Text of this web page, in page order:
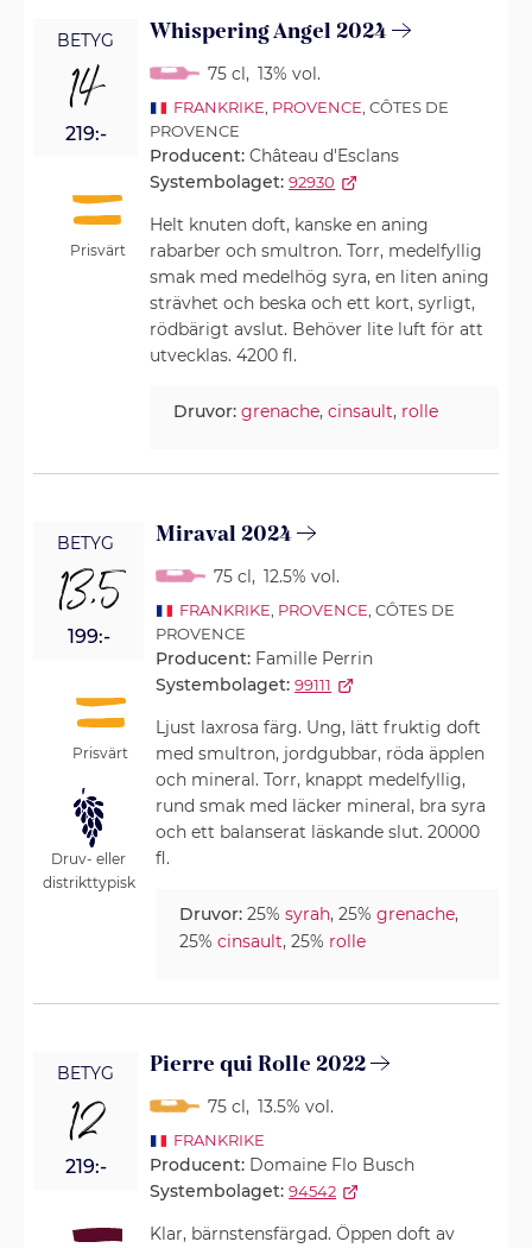
BETYG
14
219:-
Prisvärt
Whispering Angel 2024
75 cl, 13% vol.
FRANKRIKE PROVENCE , CÔTES DE
PROVENCE
Producent:Château d'Esclans
Systembolaget: 92930
Helt knuten doft, kanske en aning
rabarber och smultron. Torr, medelfyllig
smak med medelhög syra, en liten aning
strävhet och beska och ett kort, syrligt,
rödbärigt avslut. Behöver lite luft för att
utvecklas. 4200 fl.
Druvor: grenache,cinsault, rolle
BETYG
13,5
199:-
Prisvärt
Druv- eller
distrikttypisk
Miraval 2024
75 cl, 12.5% vol.
FRANKRIKE PROVENCE , CÔTES DE
PROVENCE
Producent: Famille Perrin
Systembolaget: 99111
Ljust laxrosa färg. Ung, lätt fruktig doft
med smultron, jordgubbar, röda äpplen
och mineral. Torr, knappt medelfyllig,
rund smak med läcker mineral, bra syra
och ett balanserat läskande slut. 20000
fl.
Druvor: 25%syrah, 25%grenache,
25%cinsault, 25% rolle
BETYG
12
219:-
Pierre qui Rolle 2022
75 cl, 13.5% vol.
FRANKRIKE
Producent: Domaine Flo Busch
Systembolaget: 94542
Klar, bärnstensfärgad. Öppen doft av